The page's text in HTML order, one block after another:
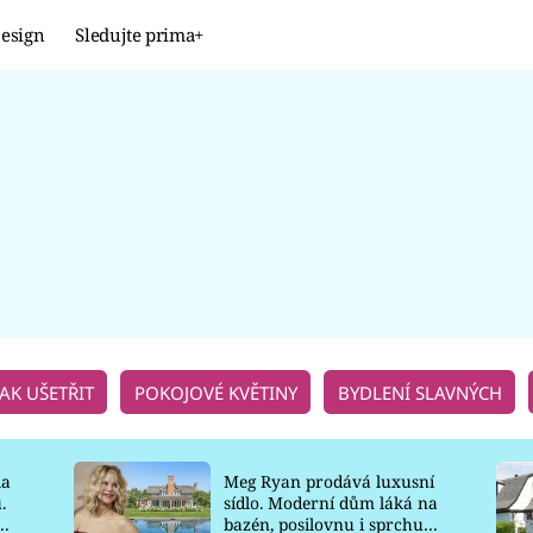
Sledujte prima+
UŠETŘIT POKOJOVÉ KVĚTINY BYDLENÍ SLAVNÝCH
Meg Ryan prodává luxusní
sídlo. Moderní dům láká na
bazén, posilovnu i sprchu